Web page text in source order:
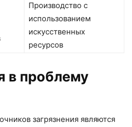
Производство с
использованием
искусственных
ресурсов
в проблему
загрязнения являются